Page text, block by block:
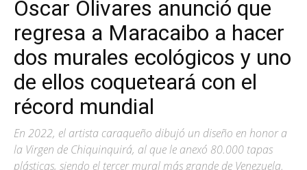
Oscar Olivares anunció que
regresa a Maracaibo a hacer
dos murales ecológicos y uno
de ellos coqueteará con el
récord mundial
En 2022, el artista caraqueño dibujó un diseño en honor a
la Virgen de Chiquinquirá, al que le anexó 80.000 tapas
plásticas, siendo el tercer mural más grande de Venezuela.